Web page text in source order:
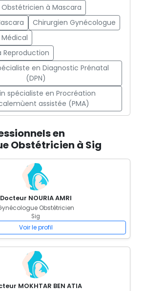
à Mascara
Chirurgien Gynécologue
Reproduction
en Diagnostic Prénatal
(DPN)
spécialiste en Procréation
assistée (PMA)
en
Obstétricien à Sig
Docteur NOURIA AMRI
Obstétricien
Sig
Voir le profil
MOKHTAR BEN ATIA